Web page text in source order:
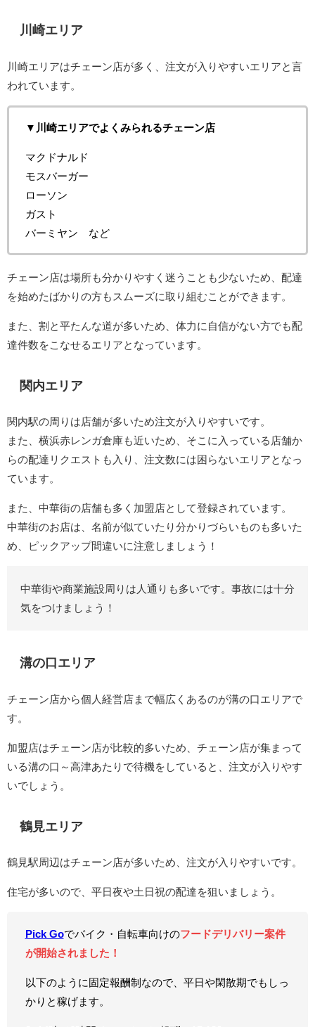
川崎エリア
川崎エリアはチェーン店が多く、注文が入りやすいエリアと言
われています。
▼川崎エリアでよくみられるチェーン店
マクドナルド
モスバーガー
ローソン
ガスト
バーミヤン など
チェーン店は場所も分かりやすく迷うことも少ないため、配達
を始めたばかりの方もスムーズに取り組むことができます。
また、割と平たんな道が多いため、体力に自信がない方でも配
達件数をこなせるエリアとなっています。
関内エリア
関内駅の周りは店舗が多いため注文が入りやすいです。
また、横浜赤レンガ倉庫も近いため、そこに入っている店舗か
らの配達リクエストも入り、注文数には困らないエリアとなっ
ています。
また、中華街の店舗も多く加盟店として登録されています。
中華街のお店は、名前が似ていたり分かりづらいものも多いた
め、ピックアップ間違いに注意しましょう！
中華街や商業施設周りは人通りも多いです。事故には十分
気をつけましょう！
溝の口エリア
チェーン店から個人経営店まで幅広くあるのが溝の口エリアで
す。
加盟店はチェーン店が比較的多いため、チェーン店が集まって
いる溝の口～高津あたりで待機をしていると、注文が入りやす
いでしょう。
鶴見エリア
鶴見駅周辺はチェーン店が多いため、注文が入りやすいです。
住宅が多いので、平日夜や土日祝の配達を狙いましょう。
Pick Goでバイク・自転車向けのフードデリバリー案件
が開始されました！
以下のように固定報酬制なので、平日や閑散期でもしっ
かりと稼げます。